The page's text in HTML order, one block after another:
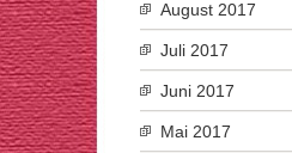
August 2017
Juli 2017
Juni 2017
Mai 2017